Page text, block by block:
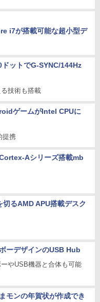
i7が搭載可能な超小型デ
ットでG-SYNC/144Hz
技術も搭載
ゲームがIntel CPUに
提携
Aシリーズ搭載mb
切るAMD APU搭載デスク
ーデザインのUSB Hub
やUSB機器と合体も可能
モンの年賀状が作成でき